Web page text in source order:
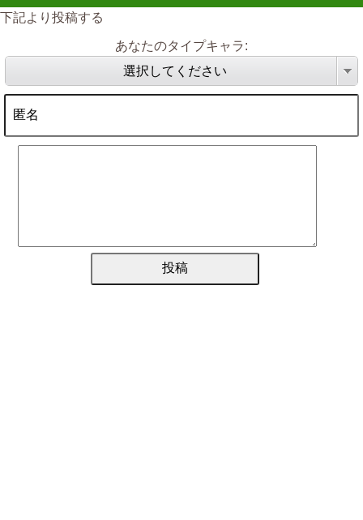
下記より投稿する
あなたのタイプキャラ:
選択してください